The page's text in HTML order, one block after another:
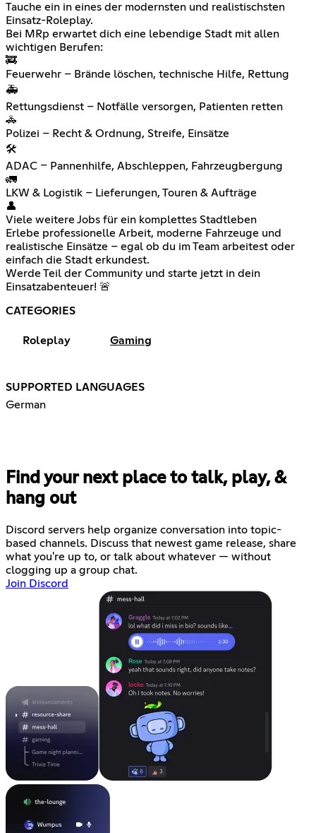
Tauche ein in eines der modernsten und realistischsten
Einsatz-Roleplay.
Bei MRp erwartet dich eine lebendige Stadt mit allen
wichtigen Berufen:
🚒
Feuerwehr – Brände löschen, technische Hilfe, Rettung
🚑
Rettungsdienst – Notfälle versorgen, Patienten retten
🚓
Polizei – Recht & Ordnung, Streife, Einsätze
🛠️
ADAC – Pannenhilfe, Abschleppen, Fahrzeugbergung
🚛
LKW & Logistik – Lieferungen, Touren & Aufträge
👤
Viele weitere Jobs für ein komplettes Stadtleben
Erlebe professionelle Arbeit, moderne Fahrzeuge und
realistische Einsätze – egal ob du im Team arbeitest oder
einfach die Stadt erkundest.
Werde Teil der Community und starte jetzt in dein
Einsatzabenteuer! 🚨
CATEGORIES
Roleplay Gaming
SUPPORTED LANGUAGES
German
Find your next place to talk, play, &
hang out
Discord servers help organize conversation into topic-
based channels. Discuss that newest game release, share
what you're up to, or talk about whatever — without
clogging up a group chat.
Join Discord